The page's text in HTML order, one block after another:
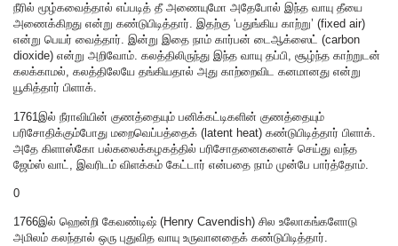
நீரில் மூழ்கவைத்தால் எப்படித் தீ அணையுமோ அதேபோல் இந்த வாயு தீயை
அணைக்கிறது என்று கண்டுபிடித்தார். இதற்கு ‘பதுங்கிய காற்று’ (fixed air)
என்று பெயர் வைத்தார். இன்று இதை நாம் கார்பன் டைஆக்ஸைட் (carbon
dioxide) என்று அறிவோம். கலத்திலிருந்து இந்த வாயு தப்பி, சூழ்ந்த காற்றுடன்
கலக்காமல், கலத்திலேயே தங்கியதால் அது காற்றைவிட கனமானது என்று
யூகித்தார் பிளாக்.
1761இல் நீராவியின் குணத்தையும் பனிக்கட்டிகளின் குணத்தையும்
பரிசோதிக்கும்போது மறைவெப்பத்தைக் (latent heat) கண்டுபிடித்தார் பிளாக்.
அதே கிளாஸ்கோ பல்கலைக்கழகத்தில் பரிசோதனைகளைச் செய்து வந்த
ஜேம்ஸ் வாட், இவரிடம் விளக்கம் கேட்டார் என்பதை நாம் முன்பே பார்த்தோம்.
0
1766இல் ஹென்றி கேவண்டிஷ் (Henry Cavendish) சில உலோகங்களோடு
அமிலம் கலந்தால் ஒரு புதுவித வாயு உருவானதைக் கண்டுபிடித்தார்.